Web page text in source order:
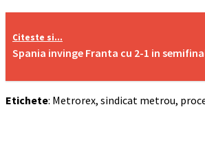
Citeste si...
Spania invinge Franta cu 2-1 in
Etichete: Metrorex, sindicat metrou,